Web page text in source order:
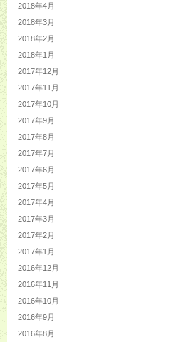
2018年4月
2018年3月
2018年2月
2018年1月
2017年12月
2017年11月
2017年10月
2017年9月
2017年8月
2017年7月
2017年6月
2017年5月
2017年4月
2017年3月
2017年2月
2017年1月
2016年12月
2016年11月
2016年10月
2016年9月
2016年8月